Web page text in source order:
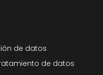
de datos
de datos